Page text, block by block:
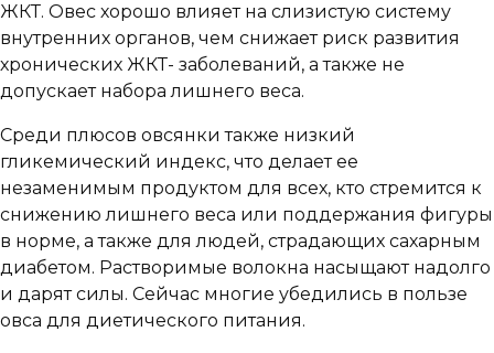
ЖКТ. Овес хорошо влияет на слизистую систему
внутренних органов, чем снижает риск развития
хронических ЖКТ- заболеваний, а также не
допускает набора лишнего веса.
Среди плюсов овсянки также низкий
гликемический индекс, что делает ее
незаменимым продуктом для всех, кто стремится к
снижению лишнего веса или поддержания фигуры
в норме, а также для людей, страдающих сахарным
диабетом. Растворимые волокна насыщают надолго
и дарят силы. Сейчас многие убедились в пользе
овса для диетического питания.